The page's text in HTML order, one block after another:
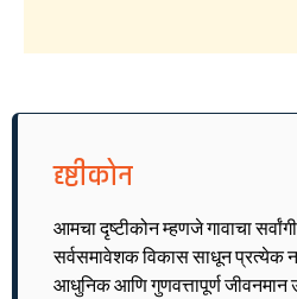
दृष्टीकोन
आमचा दृष्टीकोन म्हणजे गावाचा
सर्वसमावेशक विकास साधून प्रत्येक
आधुनिक आणि गुणवत्तापूर्ण